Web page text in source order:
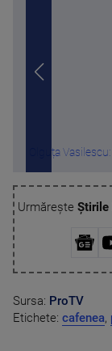
Olguța
Urmărește Știrile
Sursa: ProTV
Etichete: cafenea,